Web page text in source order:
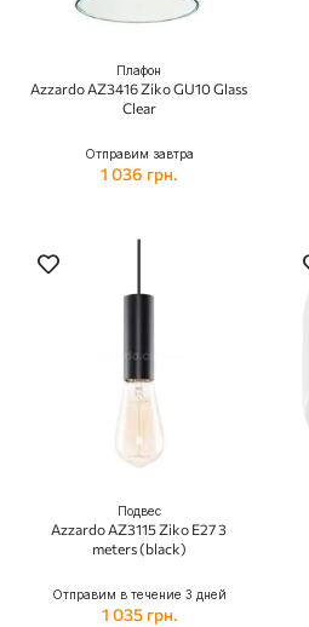
Плафон
Azzardo AZ3416 Ziko GU10 Glass
Clear
Отправим завтра
1 036 грн.
Подвес
Azzardo AZ3115 Ziko E27 3
meters (black)
Отправим в течение 3 дней
1 035 грн.